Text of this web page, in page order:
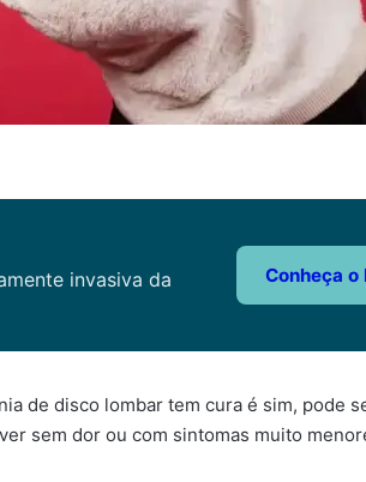
invasiva da
Conheça
de disco lombar tem cura é sim, pode
sem dor ou com sintomas muito